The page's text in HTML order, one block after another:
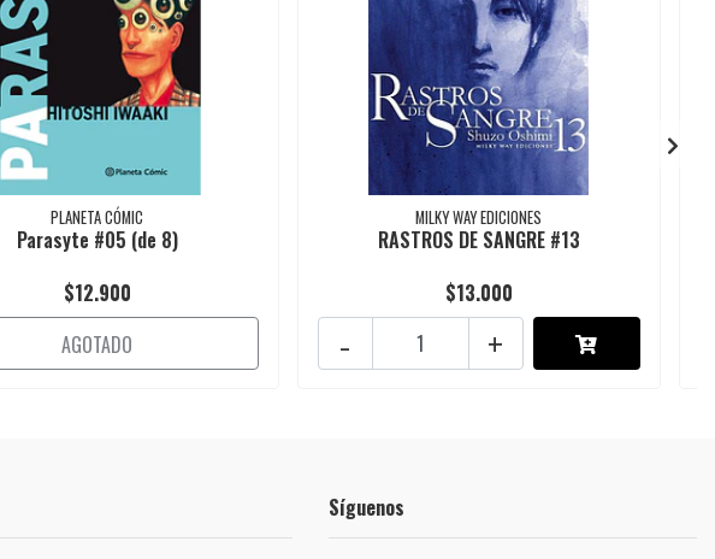
PLANETA CÓMIC
Parasyte #05 (de 8)
$12.900
AGOTADO
MILKY WAY EDICIONES
RASTROS DE SANGRE #13
$13.000
+
-
Síguenos